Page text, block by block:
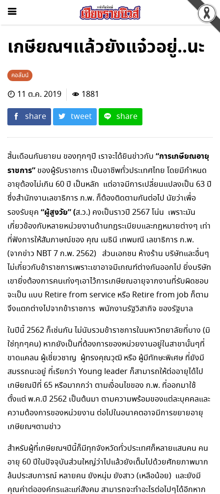
เกษียณฯแล้วยังแจ๋วอยู่..นะ
คอลัมน์
11 ต.ค. 2019
1881
share
tweet share
สิ้นเดือนกันยายน ของทุกๆปี เราจะได้ยินข่าวกับ “การเกษียณอายุ
ราชการ” ของผู้รับราชการ เป็นอาชีพทั่วประเทศไทย โดยมีกำหนด
อายุต้องไม่เกิน 60 ปี เป็นหลัก แต่อาจมีการเปลี่ยนแปลงเป็น 63 ปี
ซึ่งสำนักงานเลขาธิการ ก.พ. ก็ต้องติดตามกันต่อไป นัยว่าเพื่อ
รองรับยุค “ผู้สูงวัย” (ส.ว.) คงเป็นราวปี 2567 โน่น เพราะมัน
เกี่ยวข้องกับหลายหน่วยงานด้านกฎระเบียบและกฎหมายต่างๆ เท่า
ที่ฟังการให้สัมภาษณ์ของ คุณ เมธินี เทพมณี เลขาธิการ ก.พ.
(จากข่าว NBT 7 ก.พ. 2562) ส่วนเอกชน ห้างร้าน บริษัทและอื่นๆ
ไม่เกี่ยวกับข้าราชการเพราะเขาอาจมีเกณฑ์ต่างกันออกไป ยิ่งบริษัท
เขายิ่งต้องการคนเก่งๆเอาไว้การเกษียณอายุจากงานที่รับผิดชอบ
จะเป็น แบบ Retire from service หรือ Retire from job ก็ตาม
จึงแตกต่างไปจากข้าราชการ พนักงานรัฐวิสากิจ ของรัฐบาล
ในปีนี้ 2562 ก็เช่นกัน ไม่นับรวมข้าราชการในมหาวิทยาลัยที่บาง (มิ
ใช่ทุกๆคน) หากยังเป็นที่ต้องการของหน่วยงานอยู่ในสาขานั้นๆที่
ขาดแคลน ผู้เชี่ยวชาญ ผู้ทรงคุณวุฒิ หรือ ผู้มีทักษะพิเศษ ที่ยังมี
สมรรถนะอยู่ ที่เรียกว่า Young leader ก็สามารถให้ต่ออายุได้ไป
เกษียณปีที่ 65 หรือมากกว่า ตามเงื่อนไขของ ก.พ. ที่ออกมาใช้
ตั้งแต่ พ.ค.ปี 2562 เป็นต้นมา ตามความพร้อมของแต่ละบุคคลและ
ความต้องการของหน่วยงาน ต่อไปในอนาคตอาจมีการขยายอายุ
เกษียณฯตามข่าว
สำหรับผู้ที่เกษียณฯปีนี้ก็มีทุกจังหวัดทั่วประเทศก็หลายแสนคน คน
อายุ 60 ปีในปัจจุบันส่วนใหญ่ว่าไปแล้วยังเต็มไปด้วยศักยภาพมาก
ล้นประสบการณ์ หลายคน ยังหนุ่ม ยังสาว (เหลือน้อย) และยังมี
คุณค่าต่อองค์กรและแก่สังคม สามารถจะทำอะไรต่อไปๆได้อีกหาก